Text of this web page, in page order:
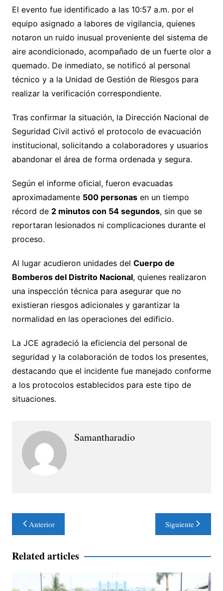
El evento fue identificado a las 10:57 a.m. por el
equipo asignado a labores de vigilancia, quienes
notaron un ruido inusual proveniente del sistema de
aire acondicionado, acompañado de un fuerte olor a
quemado. De inmediato, se notificó al personal
técnico y a la Unidad de Gestión de Riesgos para
realizar la verificación correspondiente.
Tras confirmar la situación, la Dirección Nacional de
Seguridad Civil activó el protocolo de evacuación
institucional, solicitando a colaboradores y usuarios
abandonar el área de forma ordenada y segura.
Según el informe oficial, fueron evacuadas
aproximadamente 500 personasen un tiempo
récord de 2 minutos con 54 segundos, sin que se
reportaran lesionados ni complicaciones durante el
proceso.
Al lugar acudieron unidades del Cuerpo de
Bomberos del Distrito Nacional, quienes realizaron
una inspección técnica para asegurar que no
existieran riesgos adicionales y garantizar la
normalidad en las operaciones del edificio.
La JCE agradeció la eficiencia del personal de
seguridad y la colaboración de todos los presentes,
destacando que el incidente fue manejado conforme
a los protocolos establecidos para este tipo de
situaciones.
Samantharadio
Navegación
de
entradas
Anterior Siguiente
Related articles